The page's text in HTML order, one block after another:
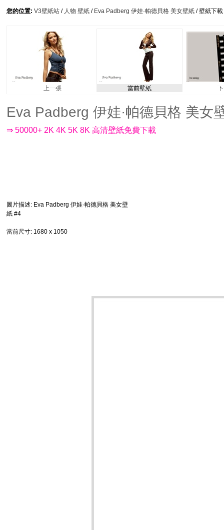
您的位置: V3壁紙站 / 人物 壁紙 / Eva Padberg 伊娃·帕德貝格 美女壁紙 / 壁紙下載
上一張 當前壁紙
Eva Padberg 伊娃·帕德貝格 美女
⇒ 50000+ 2K 4K 5K 8K 高清壁紙免費下載
圖片描述: Eva Padberg 伊娃·帕德貝格 美女壁
紙 #4
當前尺寸: 1680 x 1050